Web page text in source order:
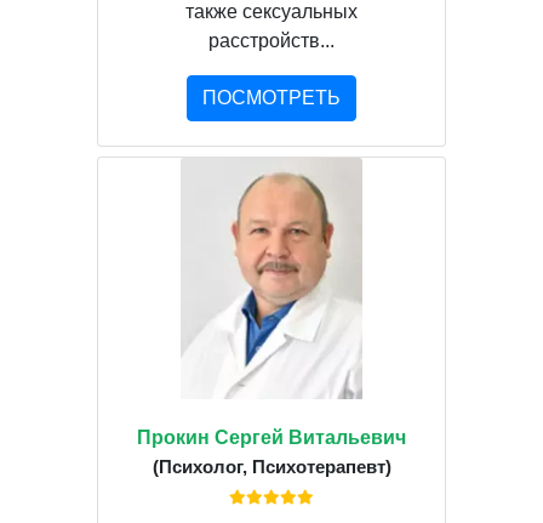
также сексуальных
расстройств...
ПОСМОТРЕТЬ
Прокин Сергей Витальевич
(Психолог, Психотерапевт)